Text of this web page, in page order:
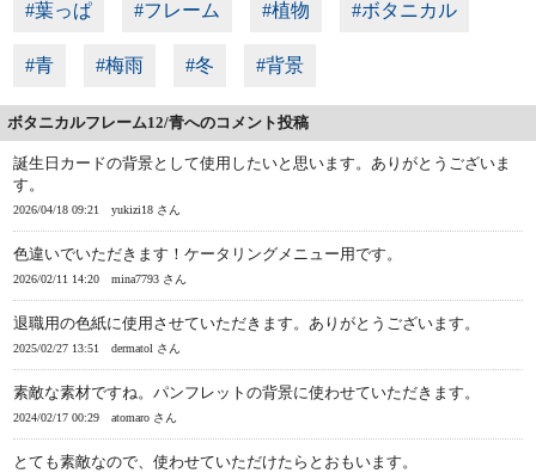
#葉っぱ #フレーム #植物 #ボタニカル
#青 #梅雨 #冬 #背景
ボタニカルフレーム12/青へのコメント投稿
誕生日カードの背景として使用したいと思います。ありがとうございま
す。
2026/04/18 09:21 yukizi18 さん
色違いでいただきます！ケータリングメニュー用です。
2026/02/11 14:20 mina7793 さん
退職用の色紙に使用させていただきます。ありがとうございます。
2025/02/27 13:51 dermatol さん
素敵な素材ですね。パンフレットの背景に使わせていただきます。
2024/02/17 00:29 atomaro さん
とても素敵なので、使わせていただけたらとおもいます。